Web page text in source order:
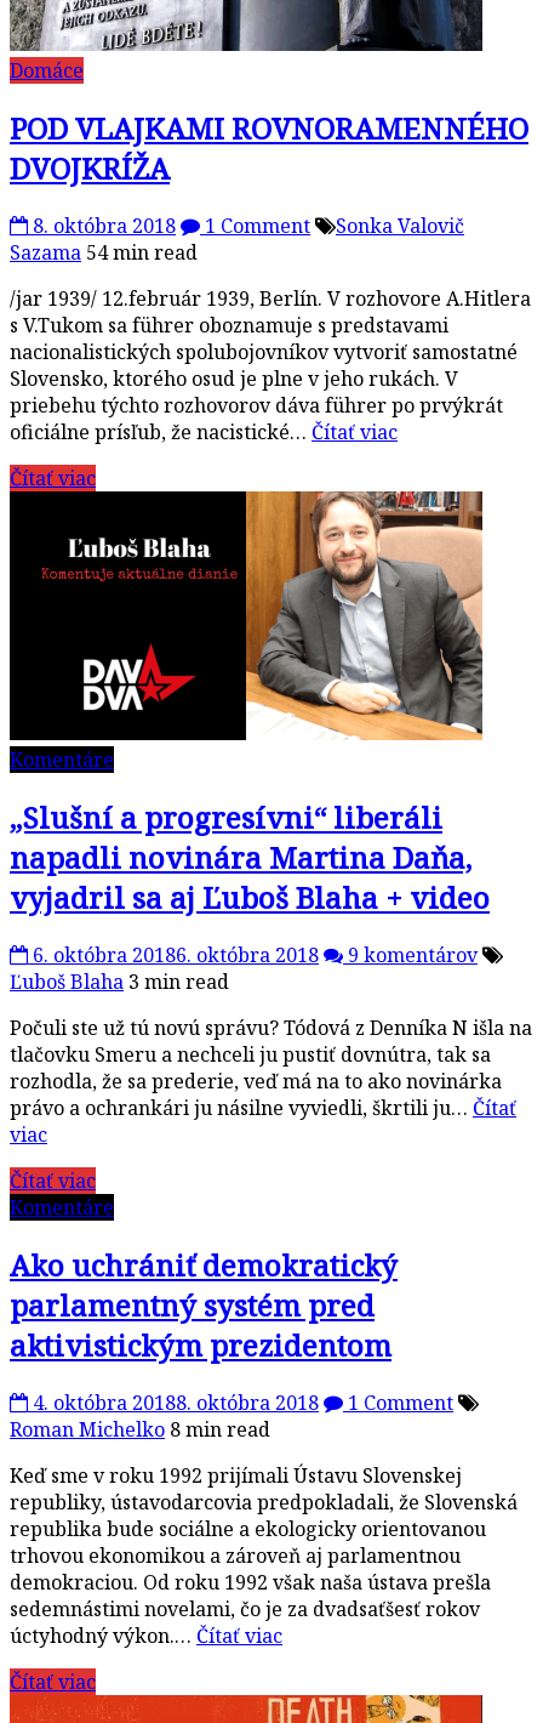
Domáce
POD VLAJKAMI ROVNORAMENNÉHO
DVOJKRÍŽA
8. októbra 2018 1 Comment
Sonka Valovič
Sazama 54 min read
/jar 1939/ 12.február 1939, Berlín. V rozhovore A.Hitlera
s V.Tukom sa führer oboznamuje s predstavami
nacionalistických spolubojovníkov vytvoriť samostatné
Slovensko, ktorého osud je plne v jeho rukách. V
priebehu týchto rozhovorov dáva führer po prvýkrát
oficiálne prísľub, že nacistické… Čítať viac
Čítať viac
Komentáre
„Slušní a progresívni“ liberáli
napadli novinára Martina Daňa,
vyjadril sa aj Ľuboš Blaha + video
6. októbra 20186. októbra 2018
9 komentárov
Ľuboš Blaha 3 min read
Počuli ste už tú novú správu? Tódová z Denníka N išla na
tlačovku Smeru a nechceli ju pustiť dovnútra, tak sa
rozhodla, že sa prederie, veď má na to ako novinárka
právo a ochrankári ju násilne vyviedli, škrtili ju… Čítať
viac
Čítať viac
Komentáre
Ako uchrániť demokratický
parlamentný systém pred
aktivistickým prezidentom
4. októbra 20188. októbra 2018
1 Comment
Roman Michelko 8 min read
Keď sme v roku 1992 prijímali Ústavu Slovenskej
republiky, ústavodarcovia predpokladali, že Slovenská
republika bude sociálne a ekologicky orientovanou
trhovou ekonomikou a zároveň aj parlamentnou
demokraciou. Od roku 1992 však naša ústava prešla
sedemnástimi novelami, čo je za dvadsaťšesť rokov
úctyhodný výkon.… Čítať viac
Čítať viac